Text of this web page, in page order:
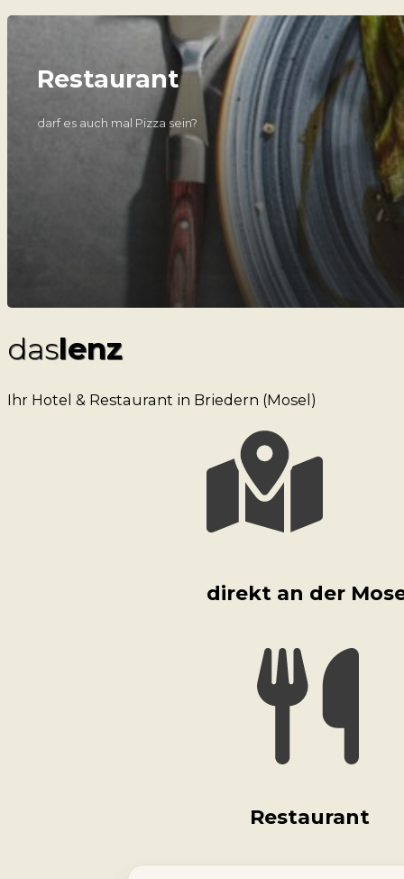
Restaurant
darf es auch mal Pizza sein?
daslenz
Ihr Hotel & Restaurant in Briedern (Mosel)
direkt an der
Restaurant